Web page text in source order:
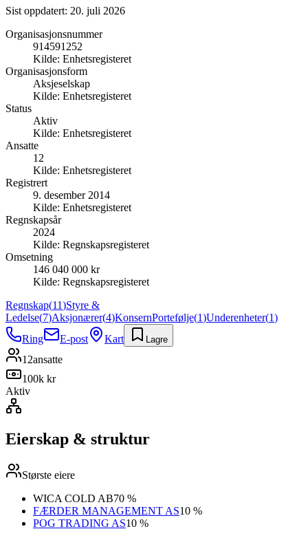
Sist oppdatert: 20. juli 2026
Organisasjonsnummer
914591252
Kilde: Enhetsregisteret
Organisasjonsform
Aksjeselskap
Kilde: Enhetsregisteret
Status
Aktiv
Kilde: Enhetsregisteret
Ansatte
12
Kilde: Enhetsregisteret
Registrert
9. desember 2014
Kilde: Enhetsregisteret
Regnskapsår
2024
Kilde: Regnskapsregisteret
Omsetning
146 040 000 kr
Kilde: Regnskapsregisteret
Regnskap(11)Styre &
Ledelse(7)Aksjonærer(4)KonsernPortefølje(1)Underenheter(1)
Ring
E-post Kart Lagre
12ansatte
100k kr
Aktiv
Eierskap & struktur
Største eiere
WICA COLD AB70 %
FÆRDER MANAGEMENT AS10 %
POG TRADING AS10 %